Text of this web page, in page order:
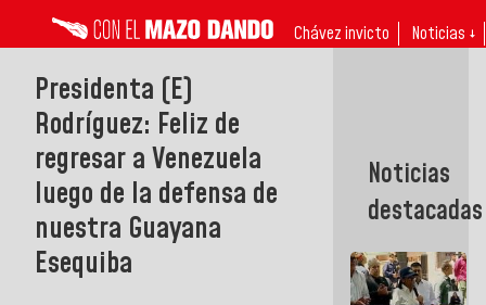
Chávez invicto Noticias ↓
Presidenta (E)
Rodríguez: Feliz de
regresar a Venezuela
luego de la defensa de
nuestra Guayana
Esequiba
Noticias
destacadas